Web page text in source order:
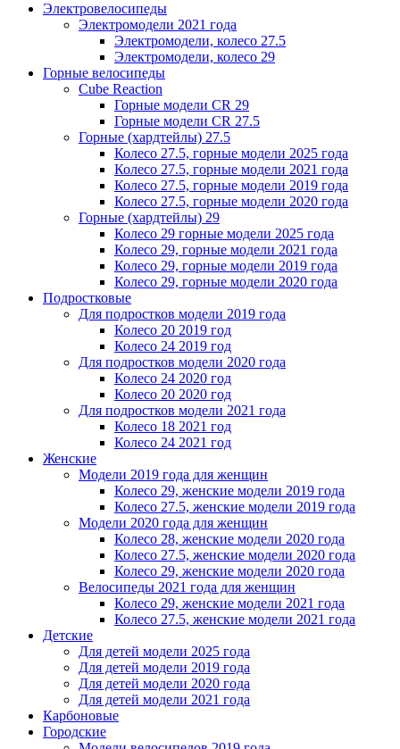
Электровелосипеды
Электромодели 2021 года
Электромодели, колесо 27.5
Электромодели, колесо 29
Горные велосипеды
Cube Reaction
Горные модели CR 29
Горные модели CR 27.5
Горные (хардтейлы) 27.5
Колесо 27.5, горные модели 2025 года
Колесо 27.5, горные модели 2021 года
Колесо 27.5, горные модели 2019 года
Колесо 27.5, горные модели 2020 года
Горные (хардтейлы) 29
Колесо 29 горные модели 2025 года
Колесо 29, горные модели 2021 года
Колесо 29, горные модели 2019 года
Колесо 29, горные модели 2020 года
Подростковые
Для подростков модели 2019 года
Колесо 20 2019 год
Колесо 24 2019 год
Для подростков модели 2020 года
Колесо 24 2020 год
Колесо 20 2020 год
Для подростков модели 2021 года
Колесо 18 2021 год
Колесо 24 2021 год
Женскиe
Модели 2019 года для женщин
Колесо 29, женские модели 2019 года
Колесо 27.5, женские модели 2019 года
Модели 2020 года для женщин
Колесо 28, женские модели 2020 года
Колесо 27.5, женские модели 2020 года
Колесо 29, женские модели 2020 года
Велосипеды 2021 года для женщин
Колесо 29, женские модели 2021 года
Колесо 27.5, женские модели 2021 года
Детские
Для детей модели 2025 года
Для детей модели 2019 года
Для детей модели 2020 года
Для детей модели 2021 года
Карбоновые
Городские